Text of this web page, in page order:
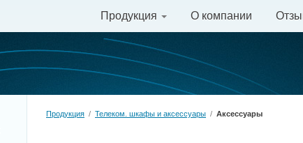
Продукция О компании
Продукция / Телеком. шкафы и аксессуары / Аксессуары